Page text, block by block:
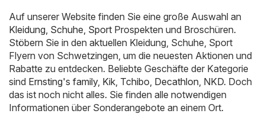
Auf unserer Website finden Sie eine große Auswahl an
Kleidung, Schuhe, Sport Prospekten und Broschüren.
Stöbern Sie in den aktuellen Kleidung, Schuhe, Sport
Flyern von Schwetzingen, um die neuesten Aktionen und
Rabatte zu entdecken. Beliebte Geschäfte der Kategorie
sind Ernsting's family, Kik, Tchibo, Decathlon, NKD. Doch
das ist noch nicht alles. Sie finden alle notwendigen
Informationen über Sonderangebote an einem Ort.